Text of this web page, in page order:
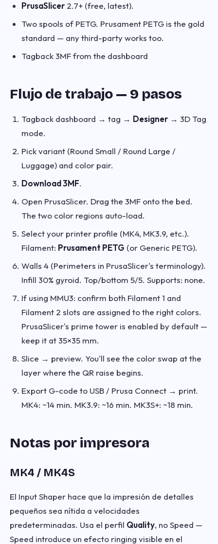
PrusaSlicer 2.7+ (free, latest).
Two spools of PETG. Prusament PETG is the gold
standard — any third-party works too.
Tagback 3MF from the dashboard
Flujo de trabajo — 9 pasos
Tagback dashboard → tag → Designer → 3D Tag
mode.
Pick variant (Round Small / Round Large /
Luggage) and color pair.
Download 3MF.
Open PrusaSlicer. Drag the 3MF onto the bed.
The two color regions auto-load.
Select your printer profile (MK4, MK3.9, etc.).
Filament: Prusament PETG (or Generic PETG).
Walls 4 (Perimeters in PrusaSlicer's terminology).
Infill 30% gyroid. Top/bottom 5/5. Supports: none.
If using MMU3: confirm both Filament 1 and
Filament 2 slots are assigned to the right colors.
PrusaSlicer's prime tower is enabled by default —
keep it at 35×35 mm.
Slice → preview. You'll see the color swap at the
layer where the QR raise begins.
Export G-code to USB / Prusa Connect → print.
MK4: ~14 min. MK3.9: ~16 min. MK3S+: ~18 min.
Notas por impresora
MK4 / MK4S
El Input Shaper hace que la impresión de detalles
pequeños sea nítida a velocidades
predeterminadas. Usa el perfil Quality, no Speed —
Speed introduce un efecto ringing visible en el